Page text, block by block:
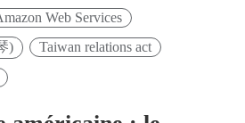
Web Services
)
Taiwan relations act